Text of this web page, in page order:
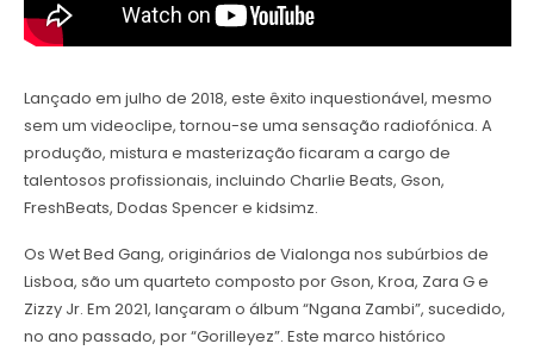
Lançado em julho de 2018, este êxito inquestionável, mesmo
sem um videoclipe, tornou-se uma sensação radiofónica. A
produção, mistura e masterização ficaram a cargo de
talentosos profissionais, incluindo Charlie Beats, Gson,
FreshBeats, Dodas Spencer e kidsimz.
Os Wet Bed Gang, originários de Vialonga nos subúrbios de
Lisboa, são um quarteto composto por Gson, Kroa, Zara G e
Zizzy Jr. Em 2021, lançaram o álbum “Ngana Zambi”, sucedido,
no ano passado, por “Gorilleyez”. Este marco histórico